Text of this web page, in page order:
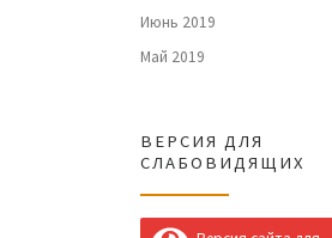
Июнь 2019
Май 2019
ВЕРСИЯ ДЛЯ
СЛАБОВИДЯЩИХ